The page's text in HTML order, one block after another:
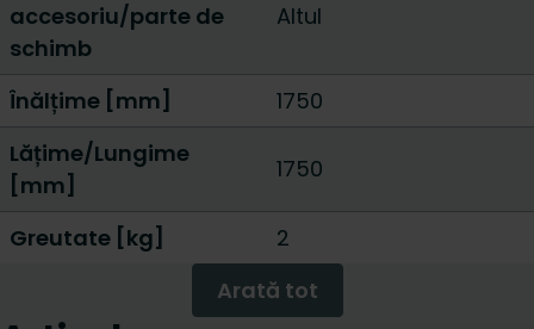
accesoriu/parte de
schimb
Altul
Înălțime [mm]
1750
Lățime/Lungime
[mm]
1750
Greutate [kg]
2
Arată tot